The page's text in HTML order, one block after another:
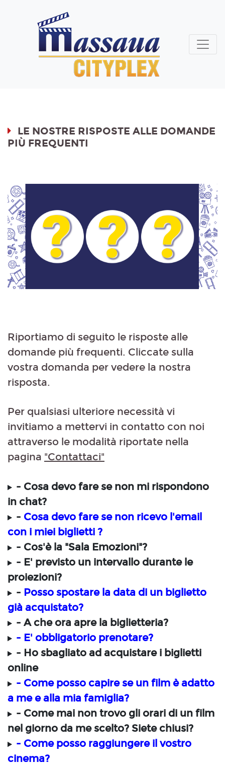
LE NOSTRE RISPOSTE ALLE DOMANDE
PIÙ FREQUENTI
Riportiamo di seguito le risposte alle
domande più frequenti. Cliccate sulla
vostra domanda per vedere la nostra
risposta.
Per qualsiasi ulteriore necessità vi
invitiamo a mettervi in contatto con noi
attraverso le modalità riportate nella
pagina "Contattaci"
- Cosa devo fare se non mi rispondono
in chat?
- Cosa devo fare se non ricevo l'email
con i miei biglietti ?
- Cos'è la "Sala Emozioni"?
- E' previsto un intervallo durante le
proiezioni?
- Posso spostare la data di un biglietto
già acquistato?
- A che ora apre la biglietteria?
- E' obbligatorio prenotare?
- Ho sbagliato ad acquistare i biglietti
online
- Come posso capire se un film è adatto
a me e alla mia famiglia?
- Come mai non trovo gli orari di un film
nel giorno da me scelto? Siete chiusi?
- Come posso raggiungere il vostro
cinema?